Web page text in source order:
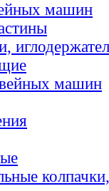
машин
машин